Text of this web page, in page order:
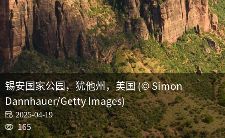
锡安国家公园，犹他州，美国 (© Simon
Dannhauer/Getty Images)
2025-04-19
165